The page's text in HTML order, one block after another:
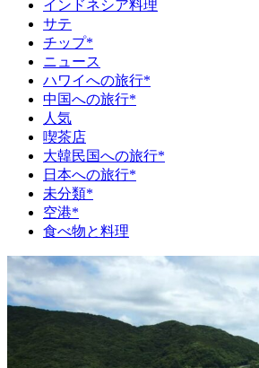
インドネシア料理
サテ
チップ*
ニュース
ハワイへの旅行*
中国への旅行*
人気
喫茶店
大韓民国への旅行*
日本への旅行*
未分類*
空港*
食べ物と料理